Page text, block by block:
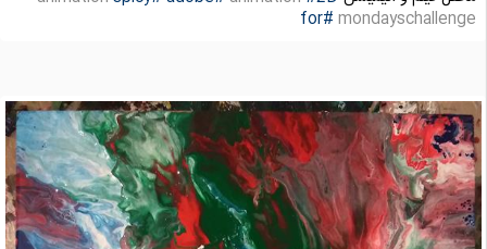
#for mondayschallenge